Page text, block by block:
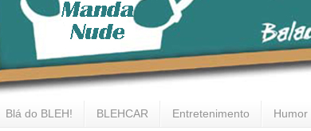
Blá do BLEH! BLEHCAR Entretenimento Humor